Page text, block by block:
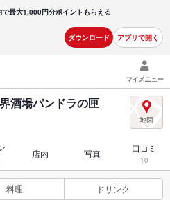
で最大1,000円分ポイントもらえる
ダウンロード アプリで開く
マイメニュー
酒場パンドラの匣
店内 写真 口コミ
10
料理 ドリンク